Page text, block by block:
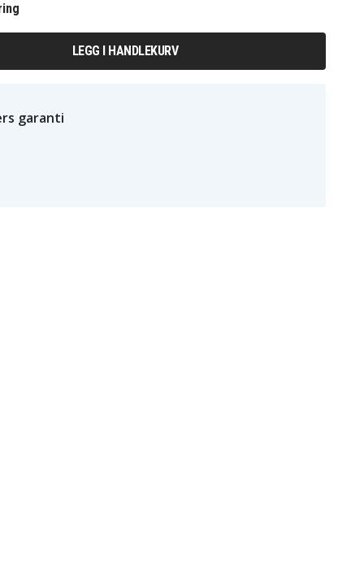
LEGG I HANDLEKURV
garanti